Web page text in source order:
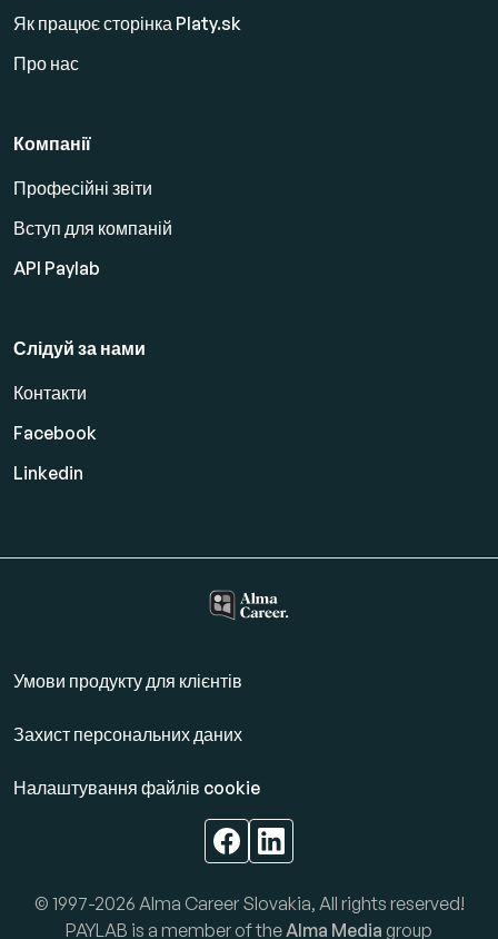
Як працює сторінка Platy.sk
Про нас
Компанії
Професійні звіти
Вступ для компаній
API Paylab
Слідуй за нами
Контакти
Facebook
Linkedin
Умови продукту для клієнтів
Захист персональних даних
Налаштування файлів cookie
© 1997-2026 Alma Career Slovakia, All rights reserved!
PAYLAB is a member of the Alma Media group